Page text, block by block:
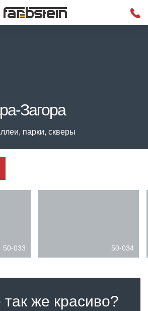
Загора
парки, скверы
50-033 50-034
так же красиво?